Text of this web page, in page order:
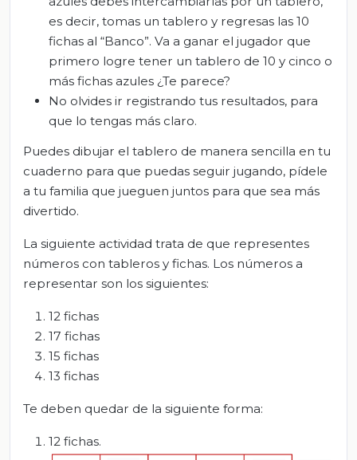
es decir, tomas un tablero y regresas las 10
fichas al “Banco”. Va a ganar el jugador que
primero logre tener un tablero de 10 y cinco o
más fichas azules ¿Te parece?
No olvides ir registrando tus resultados, para
que lo tengas más claro.
Puedes dibujar el tablero de manera sencilla en tu
cuaderno para que puedas seguir jugando, pídele
a tu familia que jueguen juntos para que sea más
divertido.
La siguiente actividad trata de que representes
números con tableros y fichas. Los números a
representar son los siguientes:
12 fichas
17 fichas
15 fichas
13 fichas
Te deben quedar de la siguiente forma:
12 fichas.